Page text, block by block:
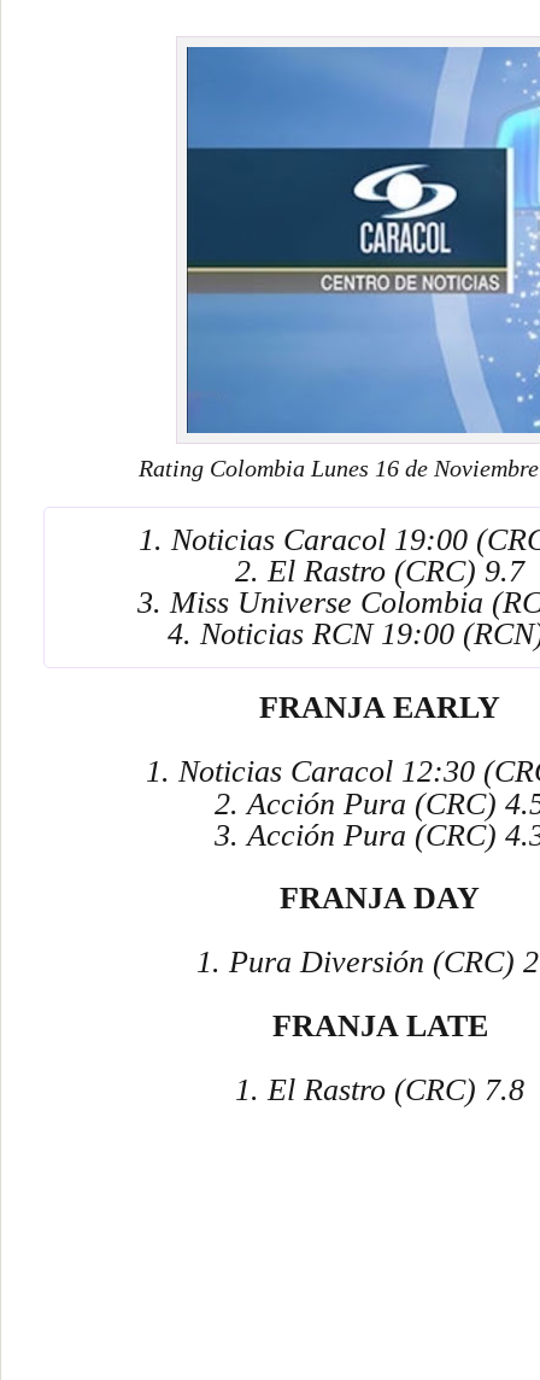
Rating Colombia Lunes 16 de
1. Noticias Caracol 19:00
2. El Rastro (CRC) 9.7
3. Miss Universe Colombia
4. Noticias RCN 19:00
FRANJA EARLY
1. Noticias Caracol 12:30
2. Acción Pura (CRC)
3. Acción Pura (CRC)
FRANJA DAY
1. Pura Diversión (CRC)
FRANJA LATE
1. El Rastro (CRC) 7.8